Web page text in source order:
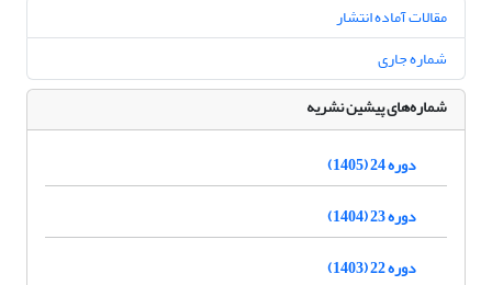
مقالات آماده انتشار
شماره جاری
شماره‌های پیشین نشریه
دوره 24 (1405)
دوره 23 (1404)
دوره 22 (1403)